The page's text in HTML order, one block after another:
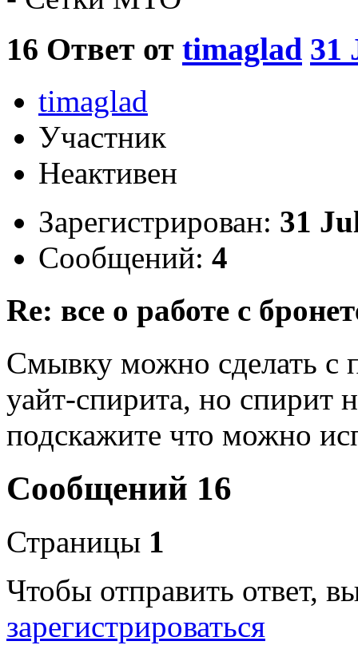
16 Ответ от timaglad 31
timaglad
Участник
Неактивен
Зарегистрирован: 31
Сообщений: 4
Re: все о работе с
Смывку можно сделать с
уайт-спирита, но спирит
подскажите что можно
Сообщений 16
Страницы 1
Чтобы отправить ответ,
зарегистрироваться